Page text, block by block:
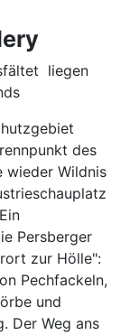
liegen
des
wieder Wildnis
Persberger
zur Hölle":
Pechfackeln,
und
Der Weg ans